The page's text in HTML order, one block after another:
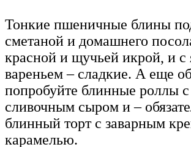
Тонкие пшеничные блины
сметаной и домашнего
красной и щучьей икрой, и с
вареньем – сладкие. А еще
попробуйте блинные роллы
сливочным сыром и –
блинный торт с заварным
карамелью.